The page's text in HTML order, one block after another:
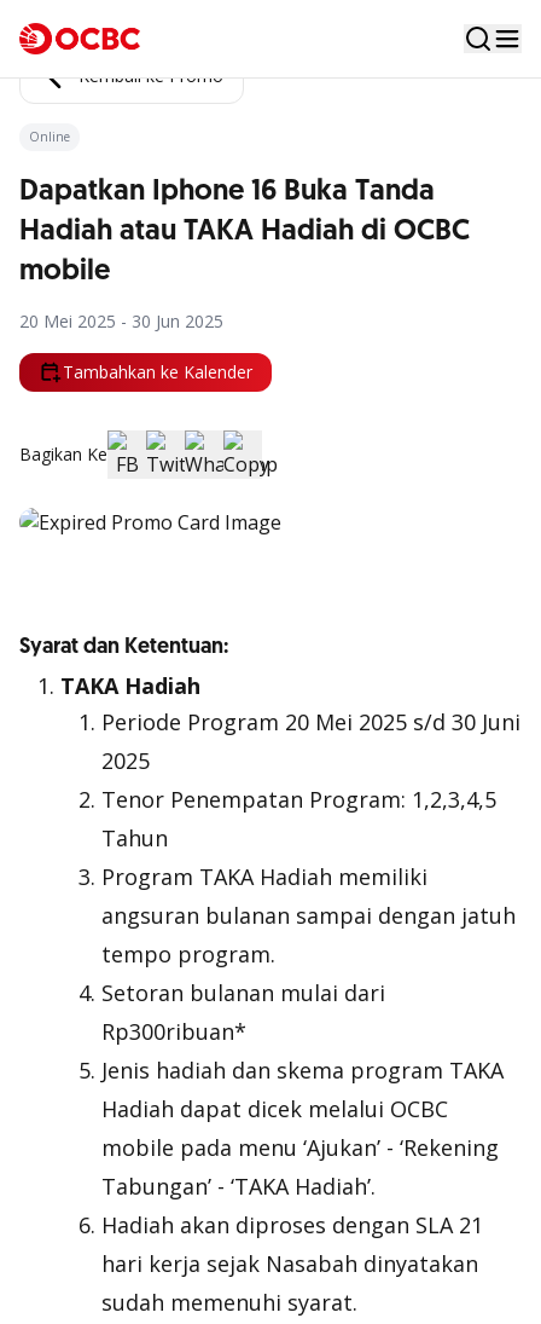
Kembali ke Promo
Online
Dapatkan Iphone 16 Buka Tanda
Hadiah atau TAKA Hadiah di OCBC
mobile
20 Mei 2025 - 30 Jun 2025
Tambahkan ke Kalender
Bagikan Ke
Syarat dan Ketentuan:
TAKA Hadiah
Periode Program 20 Mei 2025 s/d 30 Juni
2025
Tenor Penempatan Program: 1,2,3,4,5
Tahun
Program TAKA Hadiah memiliki
angsuran bulanan sampai dengan jatuh
tempo program.
Setoran bulanan mulai dari
Rp300ribuan*
Jenis hadiah dan skema program TAKA
Hadiah dapat dicek melalui OCBC
mobile pada menu ‘Ajukan’ - ‘Rekening
Tabungan’ - ‘TAKA Hadiah’.
Hadiah akan diproses dengan SLA 21
hari kerja sejak Nasabah dinyatakan
sudah memenuhi syarat.